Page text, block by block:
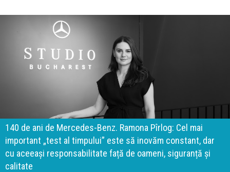
140 de ani de Mercedes-Benz. Ramona Pîrlog: Cel mai
important „test al timpului” este să inovăm constant, dar
cu aceeași responsabilitate față de oameni, siguranță și
calitate